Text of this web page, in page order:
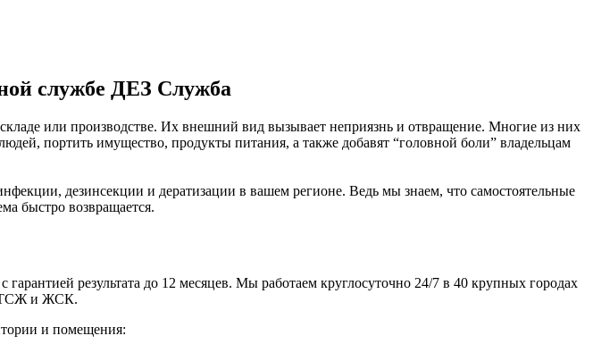
службе ДЕЗ Служба
или производстве. Их внешний вид вызывает неприязнь и отвращение. Многие из них
портить имущество, продукты питания, а также добавят “головной боли” владельцам
дезинсекции и дератизации в вашем регионе. Ведь мы знаем, что самостоятельные
быстро возвращается.
результата до 12 месяцев. Мы работаем круглосуточно 24/7 в 40 крупных городах
ТСЖ и ЖСК.
и помещения: